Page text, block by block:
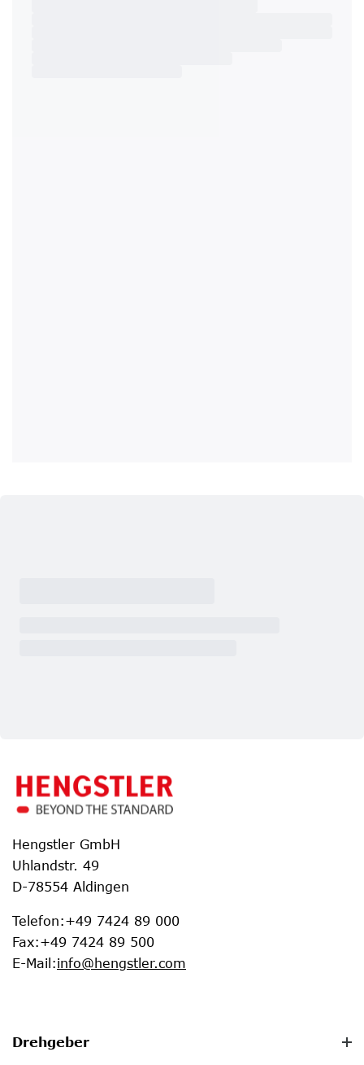
Hengstler GmbH
Uhlandstr. 49
D-78554 Aldingen
Telefon:+49 7424 89 000
Fax:+49 7424 89 500
E-Mail :info@hengstler.com
Drehgeber